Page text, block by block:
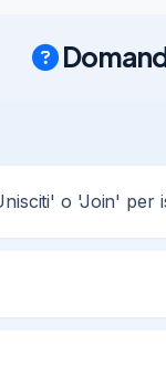
o 'Join' per